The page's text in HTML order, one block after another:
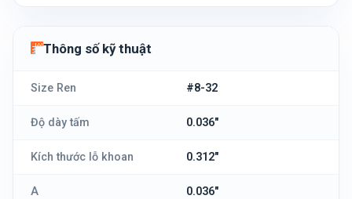
Thông số kỹ thuật
Size Ren #8-32
Độ dày tấm 0.036"
Kích thước lỗ khoan 0.312"
A 0.036"